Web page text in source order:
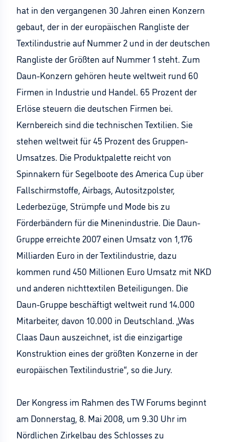
hat in den vergangenen 30 Jahren einen Konzern
gebaut, der in der europäischen Rangliste der
Textilindustrie auf Nummer 2 und in der deutschen
Rangliste der Größten auf Nummer 1 steht. Zum
Daun-Konzern gehören heute weltweit rund 60
Firmen in Industrie und Handel. 65 Prozent der
Erlöse steuern die deutschen Firmen bei.
Kernbereich sind die technischen Textilien. Sie
stehen weltweit für 45 Prozent des Gruppen-
Umsatzes. Die Produktpalette reicht von
Spinnakern für Segelboote des America Cup über
Fallschirmstoffe, Airbags, Autositzpolster,
Lederbezüge, Strümpfe und Mode bis zu
Förderbändern für die Minenindustrie. Die Daun-
Gruppe erreichte 2007 einen Umsatz von 1,176
Milliarden Euro in der Textilindustrie, dazu
kommen rund 450 Millionen Euro Umsatz mit NKD
und anderen nichttextilen Beteiligungen. Die
Daun-Gruppe beschäftigt weltweit rund 14.000
Mitarbeiter, davon 10.000 in Deutschland. „Was
Claas Daun auszeichnet, ist die einzigartige
Konstruktion eines der größten Konzerne in der
europäischen Textilindustrie“, so die Jury.
Der Kongress im Rahmen des TW Forums beginnt
am Donnerstag, 8. Mai 2008, um 9.30 Uhr im
Nördlichen Zirkelbau des Schlosses zu